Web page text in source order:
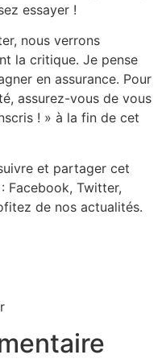
essayer !
nous verrons
la critique. Je pense
en assurance. Pour
assurez-vous de vous
! » à la fin de cet
et partager cet
Facebook, Twitter,
de nos actualités.